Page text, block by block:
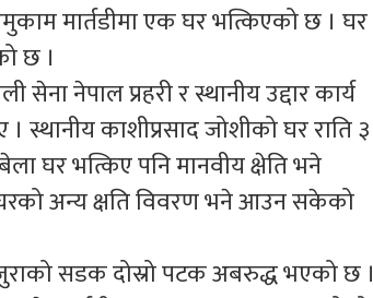
मार्तडीमा एक घर भत्किएको छ । घर
छ ।
नेपाल प्रहरी र स्थानीय उद्दार कार्य
स्थानीय काशीप्रसाद जोशीको घर राति ३
घर भत्किए पनि मानवीय क्षेति भने
घरको अन्य क्षति विवरण भने आउन सकेको
सडक दोस्रो पटक अबरुद्ध भएको छ ।